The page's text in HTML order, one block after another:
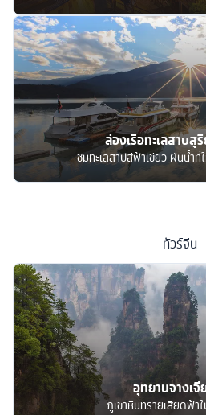
ล่องเรือทะเลสาบสุ
ชมทะเลสาปสีฟ้าเขียว ผืนน้ำ
ทัวร์จีน
อุทยานจางเจี
ภูเขาหินทรายเสียดฟ้า